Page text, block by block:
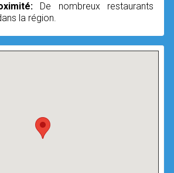
De nombreux restaurants
la région.